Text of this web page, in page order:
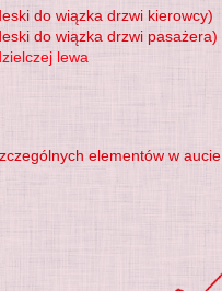
do wiązka drzwi kierowcy)
do wiązka drzwi pasażera)
lewa
elementów w aucie.